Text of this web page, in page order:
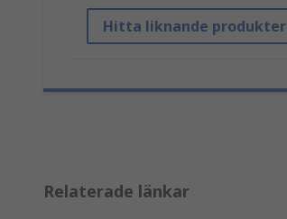
Hitta liknande produkter
Relaterade länkar